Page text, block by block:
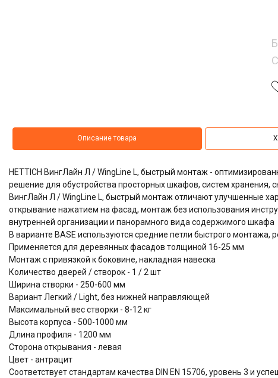
Описание товара
HETTICH ВингЛайн Л / WingLine L, быстрый монтаж -
решение для обустройства просторных шкафов, систем хранения,
ВингЛайн Л / WingLine L, быстрый монтаж отличают улучшенные
открывание нажатием на фасад, монтаж без использования
внутренней организации и панорамного вида содержимого шкафа
В варианте BASE используются средние петли быстрого монтажа,
Применяется для деревянных фасадов толщиной 16-25 мм
Монтаж с привязкой к боковине, накладная навеска
Количество дверей / створок - 1 / 2 шт
Ширина створки - 250-600 мм
Вариант Легкий / Light, без нижней направляющей
Максимальный вес створки - 8-12 кг
Высота корпуса - 500-1000 мм
Длина профиля - 1200 мм
Сторона открывания - левая
Цвет - антрацит
Соответствует стандартам качества DIN EN 15706, уровень 3 и